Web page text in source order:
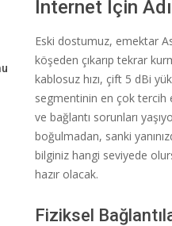
İnternet İçin
Eski dostumuz, emektar
köşeden çıkarıp tekrar
kablosuz hızı, çift 5 dBi
segmentinin en çok tercih
ve bağlantı sorunları
boğulmadan, sanki
bilginiz hangi seviyede
hazır olacak.
Fiziksel